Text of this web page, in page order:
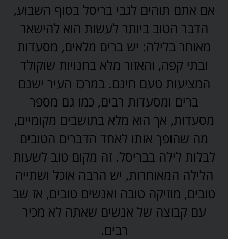
אם אתם תוהים לגבי בריסל בסוף השבוע,
הדבר הטוב ביותר לעשות הוא להישאר
מאוחר בלילה: יש ברים מלאים, מסעדות
ובתי קפה, והאזור מלא בחנויות שוקולד
המציעות טעם חינם. במרכז העיר ישנם
ברים ומסעדות רבים, כמו גם מספר
מסעדות, אך הוא מלא בתושבים מקומיים,
מה שהופך אותו לאחד הדברים הטובים
לבלות לילה בבריסל. זה מקום טוב לשעות
הלילה המאוחרות, יש הרבה אוכל ושתייה
טובים, מוזיקה טובה ואנשים טובים, אז שב
עם קבוצה של אנשים שאתה לא מכיר
רבים.